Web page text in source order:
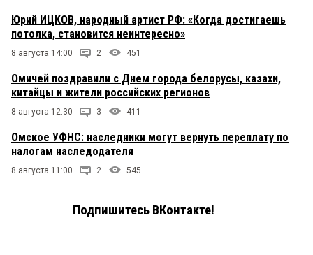
Юрий ИЦКОВ, народный артист РФ: «Когда достигаешь
потолка, становится неинтересно»
8 августа 14:00 2 451
Омичей поздравили с Днем города белорусы, казахи,
китайцы и жители российских регионов
8 августа 12:30 3 411
Омское УФНС: наследники могут вернуть переплату по
налогам наследодателя
8 августа 11:00 2 545
Подпишитесь ВКонтакте!